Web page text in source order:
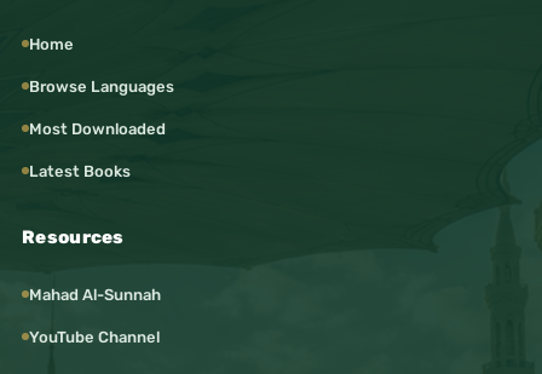
Home
Browse Languages
Most Downloaded
Latest Books
Resources
Mahad Al-Sunnah
YouTube Channel